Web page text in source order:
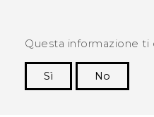
Questa informazione ti
Sì
No